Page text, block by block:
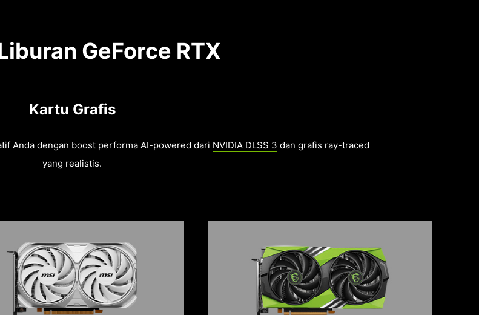
GeForce RTX
Kartu Grafis
Anda dengan boost performa AI-powered dari NVIDIA DLSS 3 dan grafis ray-traced
yang realistis.